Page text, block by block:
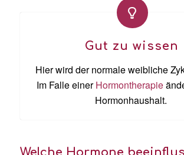
Gut zu wissen
Hier wird der normale weibliche
Im Falle einerHormontherapie
Hormonhaushalt.
Welche Hormone